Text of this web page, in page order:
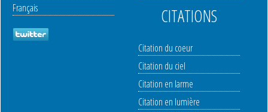
Français
CITATIONS
Citation du coeur
Citation du ciel
Citation en larme
Citation en lumière